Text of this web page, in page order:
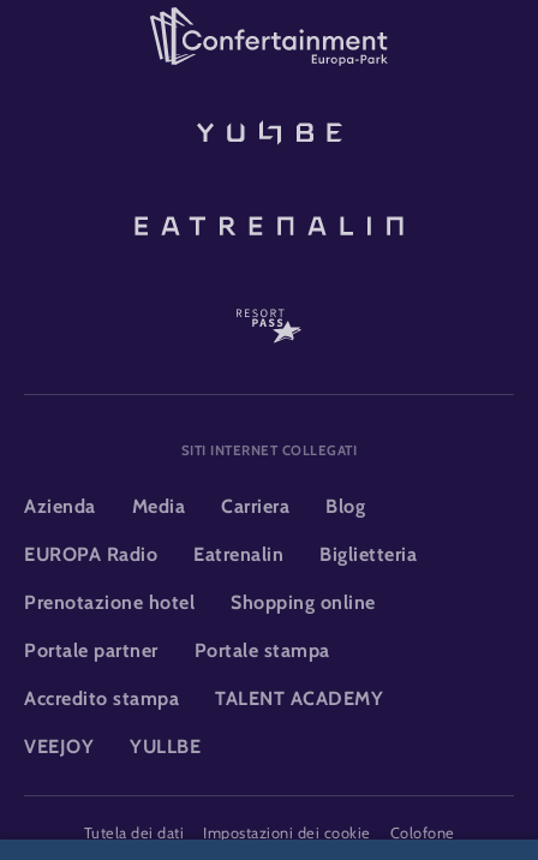
SITI INTERNET COLLEGATI
Azienda Media Carriera Blog
EUROPA Radio Eatrenalin Biglietteria
Prenotazione hotel Shopping online
Portale partner Portale stampa
Accredito stampa TALENT ACADEMY
VEEJOY YULLBE
DSGVO
Tutela dei dati Impostazioni dei cookie
Colofone